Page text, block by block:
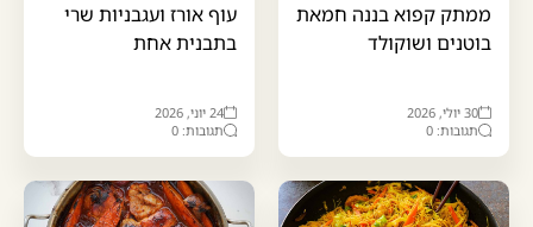
ממתק קפוא בננה חמאת
בוטנים ושוקולד
30 יולי, 2026
תגובות: 0
עוף אורז ועגבניות שרי
בתבנית אחת
24 יוני, 2026
תגובות: 0